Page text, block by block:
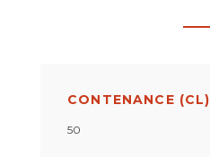
CONTENANCE (CL)
50